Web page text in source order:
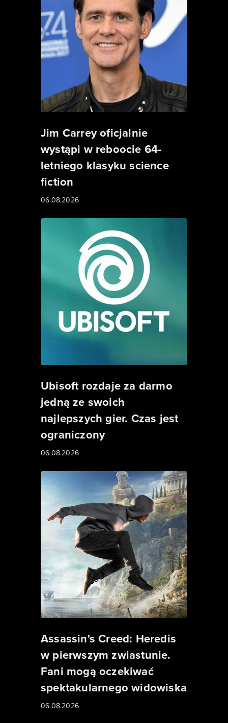
Jim Carrey oficjalnie
wystąpi w reboocie 64-
letniego klasyku science
fiction
06.08.2026
Ubisoft rozdaje za darmo
jedną ze swoich
najlepszych gier. Czas jest
ograniczony
06.08.2026
Assassin's Creed: Heredis
w pierwszym zwiastunie.
Fani mogą oczekiwać
spektakularnego widowiska
06.08.2026